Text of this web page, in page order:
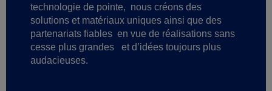
technologie de pointe, nous créons des
solutions et matériaux uniques ainsi que des
partenariats fiables en vue de réalisations sans
cesse plus grandes
et d’idées toujours plus
audacieuses.